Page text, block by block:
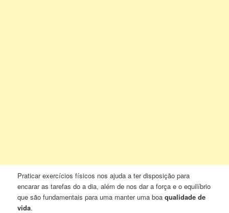
Praticar exercícios físicos nos ajuda a ter disposição para
encarar as tarefas do a dia, além de nos dar a força e o equilíbrio
que são fundamentais para uma manter uma boaqualidade de
vida.